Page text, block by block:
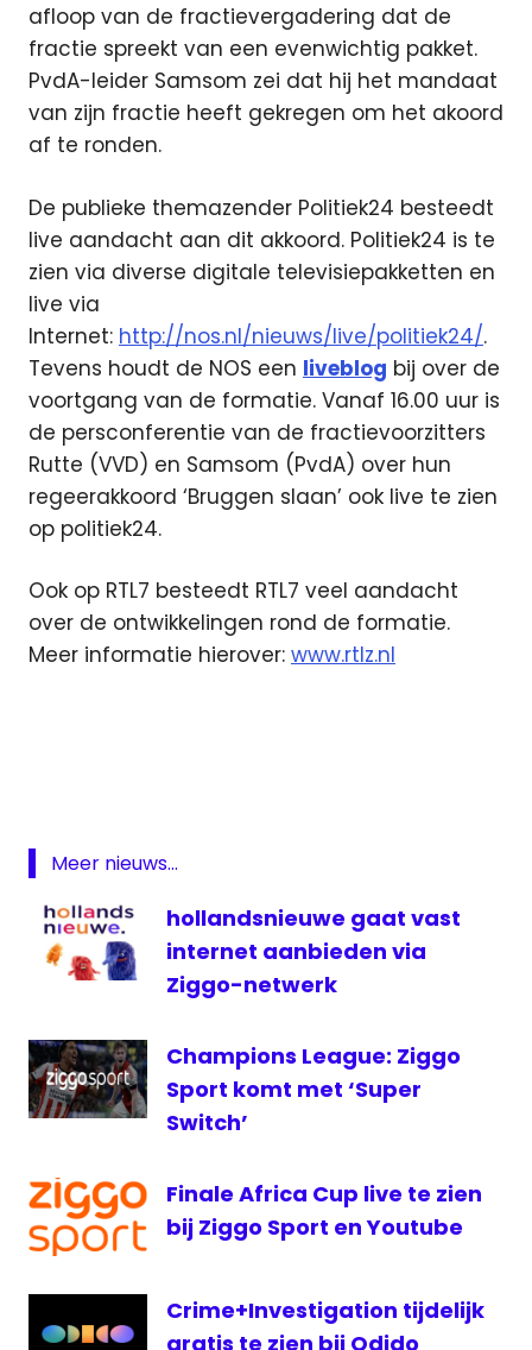
afloop van de fractievergadering dat de
fractie spreekt van een evenwichtig pakket.
PvdA-leider Samsom zei dat hij het mandaat
van zijn fractie heeft gekregen om het akoord
af te ronden.
De publieke themazender Politiek24 besteedt
live aandacht aan dit akkoord. Politiek24 is te
zien via diverse digitale televisiepakketten en
live via
Internet: http://nos.nl/nieuws/live/politiek24/.
Tevens houdt de NOS een liveblog bij over de
voortgang van de formatie. Vanaf 16.00 uur is
de persconferentie van de fractievoorzitters
Rutte (VVD) en Samsom (PvdA) over hun
regeerakkoord ‘Bruggen slaan’ ook live te zien
op politiek24.
Ook op RTL7 besteedt RTL7 veel aandacht
over de ontwikkelingen rond de formatie.
Meer informatie hierover: www.rtlz.nl
Politiek
PvdA
Rutte
televisie
vvd
Meer nieuws...
hollandsnieuwe gaat vast
internet aanbieden via
Ziggo-netwerk
Champions League: Ziggo
Sport komt met ‘Super
Switch’
Finale Africa Cup live te zien
bij Ziggo Sport en Youtube
Crime+Investigation tijdelijk
gratis te zien bij Odido